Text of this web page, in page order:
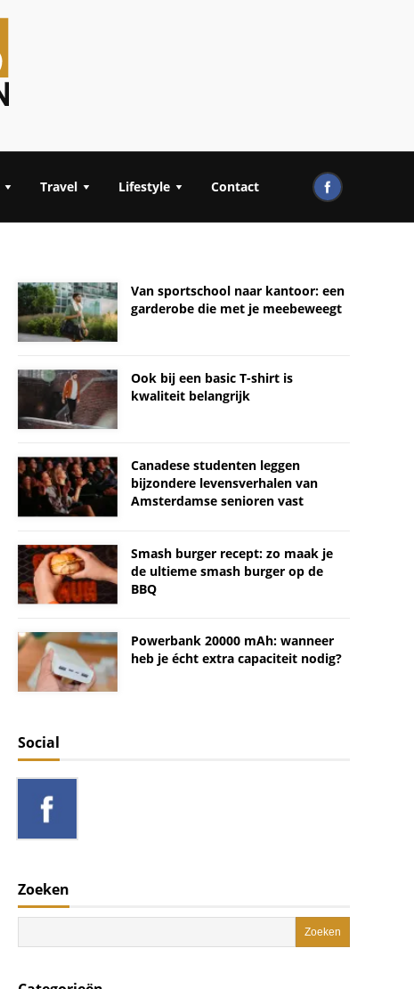
Travel Lifestyle Contact
Van sportschool naar kantoor: een
garderobe die met je meebeweegt
Ook bij een basic T-shirt is
kwaliteit belangrijk
Canadese studenten leggen
bijzondere levensverhalen van
Amsterdamse senioren vast
Smash burger recept: zo maak je
de ultieme smash burger op de
BBQ
Powerbank 20000 mAh: wanneer
heb je écht extra capaciteit nodig?
Social
Zoeken